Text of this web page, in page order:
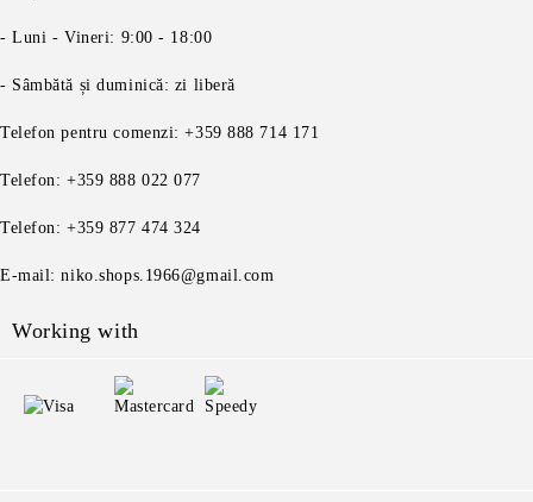
- Luni - Vineri: 9:00 - 18:00
- Sâmbătă și duminică: zi liberă
Telefon pentru comenzi: +359 888 714 171
Telefon: +359 888 022 077
Telefon: +359 877 474 324
E-mail: niko.shops.1966@gmail.com
Working with